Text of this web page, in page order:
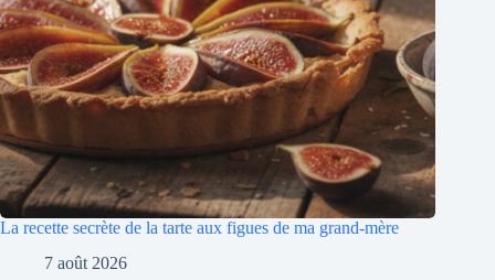
La recette secrète de la tarte aux figues de ma grand-mère
7 août 2026